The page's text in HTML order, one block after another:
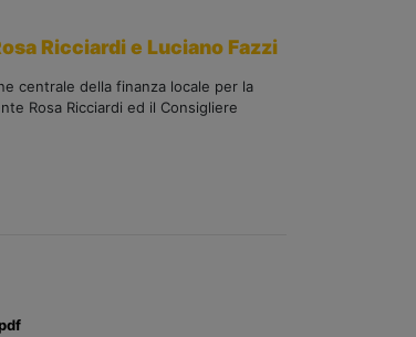
Ricciardi e Luciano Fazzi
centrale della finanza locale per la
Rosa Ricciardi ed il Consigliere